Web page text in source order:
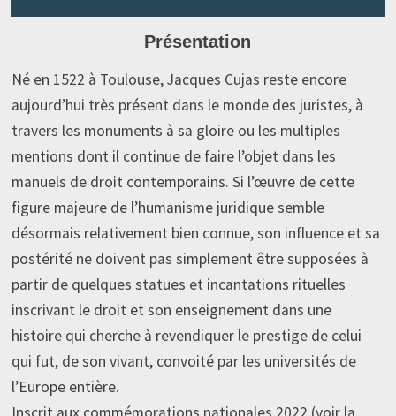
Présentation
Né en 1522 à Toulouse, Jacques Cujas reste encore
aujourd’hui très présent dans le monde des juristes, à
travers les monuments à sa gloire ou les multiples
mentions dont il continue de faire l’objet dans les
manuels de droit contemporains. Si l’œuvre de cette
figure majeure de l’humanisme juridique semble
désormais relativement bien connue, son influence et sa
postérité ne doivent pas simplement être supposées à
partir de quelques statues et incantations rituelles
inscrivant le droit et son enseignement dans une
histoire qui cherche à revendiquer le prestige de celui
qui fut, de son vivant, convoité par les universités de
l’Europe entière.